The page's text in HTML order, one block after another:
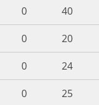
0
40
0
20
0
24
0
25